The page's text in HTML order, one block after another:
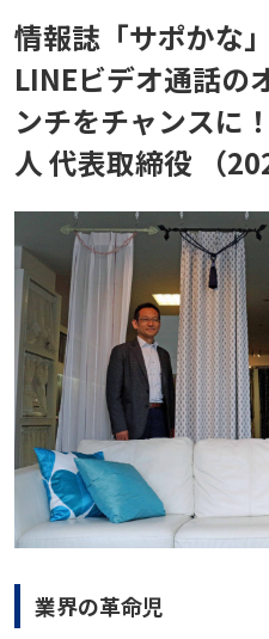
情報誌「サポかな
LINEビデオ通話の
ンチをチャンス
人 代表取締役 （
業界の革命児